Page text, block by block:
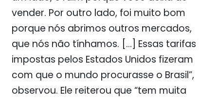
vender. Por outro lado, foi muito bom
porque nós abrimos outros mercados,
que nós não tínhamos. […] Essas tarifas
impostas pelos Estados Unidos fizeram
com que o mundo procurasse o Brasil”,
observou. Ele reiterou que “tem muita